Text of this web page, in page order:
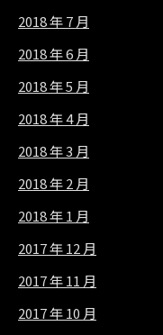
2018 年 7 月
2018 年 6 月
2018 年 5 月
2018 年 4 月
2018 年 3 月
2018 年 2 月
2018 年 1 月
2017 年 12 月
2017 年 11 月
2017 年 10 月